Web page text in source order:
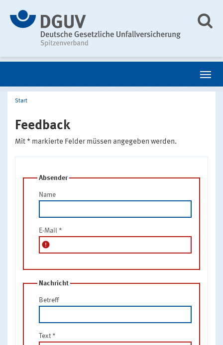
Start
Feedback
Mit * markierte Felder müssen angegeben werden.
Absender
Name
E-Mail *
error
Nachricht
Betreff
Text *